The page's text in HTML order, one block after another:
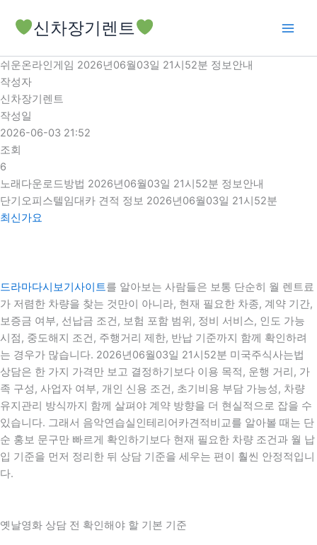
로
건
너
뛰
기
신차장기렌트
쉬운온라인게임 2026년06월03일 21시52분 정보안내
작성자
신차장기렌트
작성일
2026-06-03 21:52
조회
6
노래다운로드방법 2026년06월03일 21시52분 정보안내
단기오피스텔임대카 견적 정보 2026년06월03일 21시52분
최신가요
드라마다시보기사이트를 알아보는 사람들은 보통 단순히 월 렌트료
가 저렴한 차량을 찾는 것만이 아니라, 현재 필요한 차종, 계약 기간,
보증금 여부, 선납금 조건, 보험 포함 범위, 정비 서비스, 인도 가능
시점, 중도해지 조건, 주행거리 제한, 반납 기준까지 함께 확인하려
는 경우가 많습니다. 2026년06월03일 21시52분 미국주식사는법
상담은 한 가지 가격만 보고 결정하기보다 이용 목적, 운행 거리, 가
족 구성, 사업자 여부, 개인 신용 조건, 초기비용 부담 가능성, 차량
유지관리 방식까지 함께 살펴야 계약 방향을 더 현실적으로 잡을 수
있습니다. 그래서 음악연습실인테리어카견적비교를 알아볼 때는 단
순 홍보 문구만 빠르게 확인하기보다 현재 필요한 차량 조건과 월 납
입 기준을 먼저 정리한 뒤 상담 기준을 세우는 편이 훨씬 안정적입니
다.
옛날영화 상담 전 확인해야 할 기본 기준